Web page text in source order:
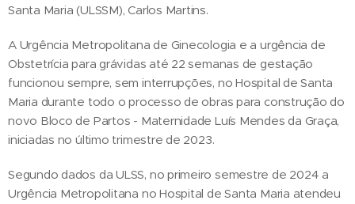
Santa Maria (ULSSM), Carlos Martins.
A Urgência Metropolitana de Ginecologia e a urgência de
Obstetrícia para grávidas até 22 semanas de gestação
funcionou sempre, sem interrupções, no Hospital de Santa
Maria durante todo o processo de obras para construção do
novo Bloco de Partos - Maternidade Luís Mendes da Graça,
iniciadas no último trimestre de 2023.
Segundo dados da ULSS, no primeiro semestre de 2024 a
Urgência Metropolitana no Hospital de Santa Maria atendeu